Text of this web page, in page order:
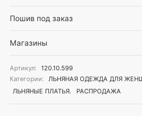
Пошив под заказ
Магазины
Артикул:
120.10.599
Категории:
ЛЬНЯНАЯ ОДЕЖДА ДЛЯ
ЛЬНЯНЫЕ ПЛАТЬЯ, РАСПРОДАЖА